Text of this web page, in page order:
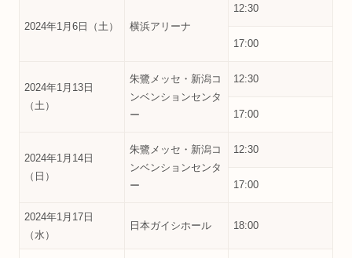
2024年1月6日（土） 横浜アリーナ
12:30
17:00
2024年1月13日
（土）
朱鷺メッセ・新潟コ
ンベンションセンタ
ー
12:30
17:00
2024年1月14日
（日）
朱鷺メッセ・新潟コ
ンベンションセンタ
ー
12:30
17:00
2024年1月17日
（水）
日本ガイシホール 18:00